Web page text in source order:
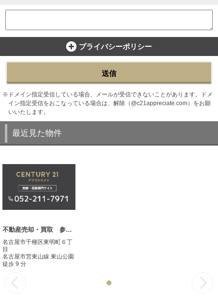
プライバシーポリシー
送信
ドメイン指定受信している場合、メールが受信できないことがあります。ドメ
イン指定受信をおこなっている場合は、解除（@c21appreciate.com）をお願
いいたします。
最近見た物件
不動産売却・買取 参考事例
名古屋市千種区東明町６丁
目
名古屋市営東山線 東山公園
徒歩 9 分